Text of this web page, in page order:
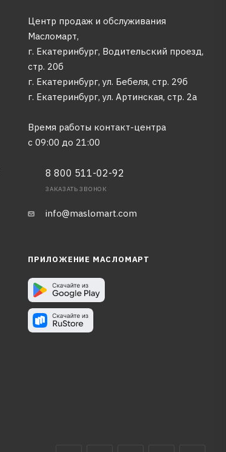
Центр продаж и обслуживания
Масломарт,
г. Екатеринбург, Водительский проезд,
стр. 20б
г. Екатеринбург, ул. Бебеля, стр. 29б
г. Екатеринбург, ул. Артинская, стр. 2а
Время работы контакт-центра
с 09:00 до 21:00
8 800 511-02-92
ЗАКАЗАТЬ ЗВОНОК
info@maslomart.com
ПРИЛОЖЕНИЕ МАСЛОМАРТ